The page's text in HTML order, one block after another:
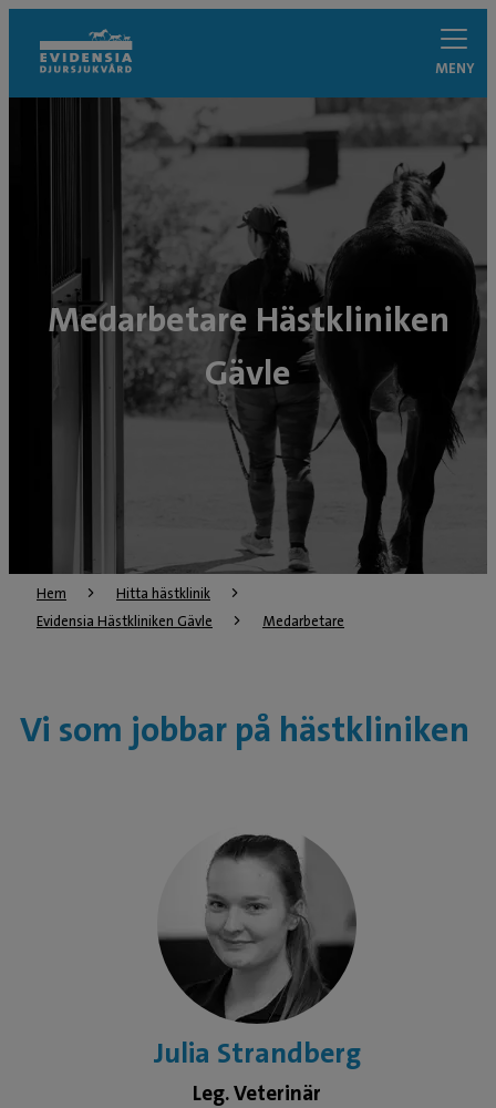
MENY
Medarbetare Hästkliniken
Gävle
Hem
Hitta hästklinik
Evidensia Hästkliniken Gävle
Medarbetare
Vi som jobbar på hästkliniken
Julia Strandberg
Leg. Veterinär